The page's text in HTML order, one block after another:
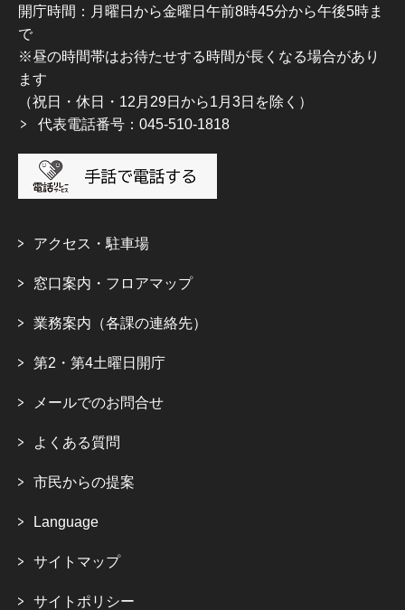
開庁時間：月曜日から金曜日午前8時45分から午後5時ま
で
※昼の時間帯はお待たせする時間が長くなる場合があり
ます
（祝日・休日・12月29日から1月3日を除く）
代表電話番号：045-510-1818
アクセス・駐車場
窓口案内・フロアマップ
業務案内（各課の連絡先）
第2・第4土曜日開庁
メールでのお問合せ
よくある質問
市民からの提案
Language
サイトマップ
サイトポリシー